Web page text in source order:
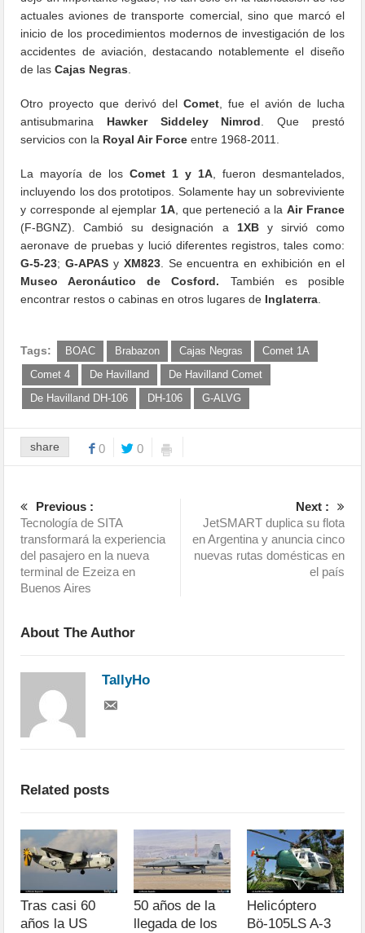
actuales aviones de transporte comercial, sino que marcó el
inicio de los procedimientos modernos de investigación de los
accidentes de aviación, destacando notablemente el diseño
de lasCajas Negras
Otro proyecto que derivó del Comet , fue el avión de lucha
antisubmarina Hawker Siddeley Nimrod . Que prestó
servicios con la Royal Air Force entre 1968-2011.
La mayoría de losComet 1 y 1A, fueron desmantelados,
incluyendo los dos prototipos. Solamente hay un sobreviviente
y corresponde al ejemplar 1A, que perteneció a la Air France
(F-BGNZ). Cambió su designación a 1XBy sirvió como
aeronave de pruebas y lució diferentes registros, tales como:
G-5-23;G-APAS y XM823. Se encuentra en exhibición en el
Museo Aeronáutico de Cosford. También es posible
encontrar restos o cabinas en otros lugares de Inglaterra
Tags: BOAC Brabazon Cajas Negras
Comet 1A
Comet 4
De Havilland
De Havilland Comet
De Havilland DH-106
DH-106 G-ALVG
share 0 0
Previous :
Tecnología de SITA
transformará la experiencia
del pasajero en la nueva
terminal de Ezeiza en
Buenos Aires
Next :
JetSMART duplica su flota
en Argentina y anuncia cinco
nuevas rutas domésticas en
el país
About The Author
TallyHo
Related posts
Tras casi 60
años la US
50 años de la
llegada de los
Helicóptero
Bö-105LS A-3